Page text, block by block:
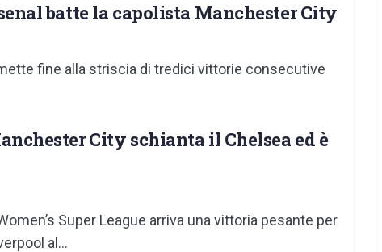
batte la capolista Manchester City
fine alla striscia di tredici vittorie consecutive
City schianta il Chelsea ed è
Super League arriva una vittoria pesante per
al...